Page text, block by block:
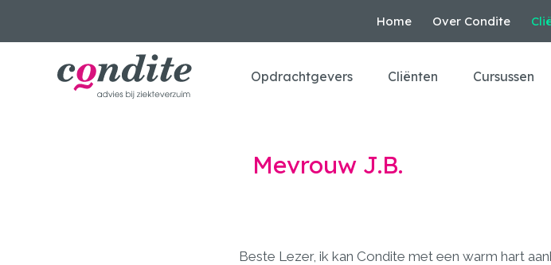
Home Over Condite
Opdrachtgevers Cliënten Cursussen
Mevrouw J.B.
Beste Lezer, ik kan Condite met een warm hart